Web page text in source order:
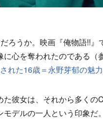
ろうか。映画『俺物語!!
心を奪われたのである（
れた16歳＝永野芽郁の魅力
彼女は、それから多くの
モデルの一人という印象